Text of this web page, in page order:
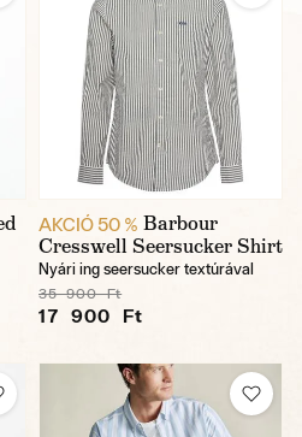
AKCIÓ 50 % Barbour
Cresswell Seersucker Shirt
Nyári ing seersucker textúrával
35 900 Ft
17 900 Ft